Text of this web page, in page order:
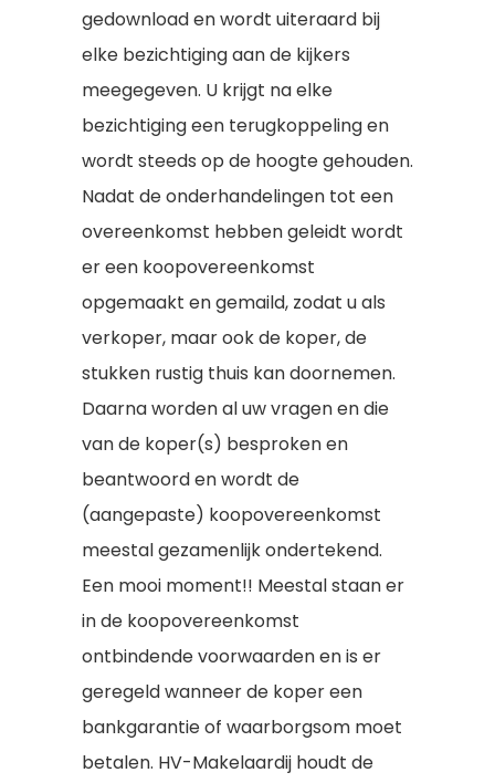
gedownload en wordt uiteraard bij
elke bezichtiging aan de kijkers
meegegeven. U krijgt na elke
bezichtiging een terugkoppeling en
wordt steeds op de hoogte gehouden.
Nadat de onderhandelingen tot een
overeenkomst hebben geleidt wordt
er een koopovereenkomst
opgemaakt en gemaild, zodat u als
verkoper, maar ook de koper, de
stukken rustig thuis kan doornemen.
Daarna worden al uw vragen en die
van de koper(s) besproken en
beantwoord en wordt de
(aangepaste) koopovereenkomst
meestal gezamenlijk ondertekend.
Een mooi moment!! Meestal staan er
in de koopovereenkomst
ontbindende voorwaarden en is er
geregeld wanneer de koper een
bankgarantie of waarborgsom moet
betalen. HV-Makelaardij houdt de
Home
Aanbod
Diensten
Aankopen
Taxeren
Verkopen
Huren of verhuren
Over
Nieuws
Contact